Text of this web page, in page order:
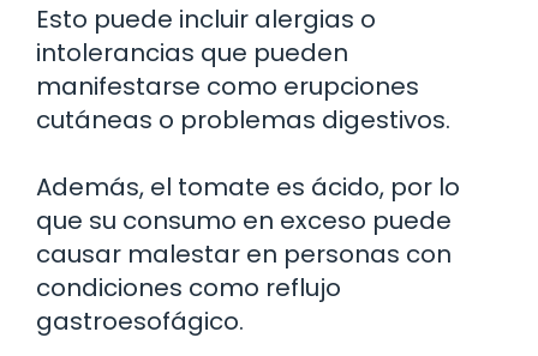
Esto puede incluir alergias o
intolerancias que pueden
manifestarse como erupciones
cutáneas o problemas digestivos.
Además, el tomate es ácido, por lo
que su consumo en exceso puede
causar malestar en personas con
condiciones como reflujo
gastroesofágico.